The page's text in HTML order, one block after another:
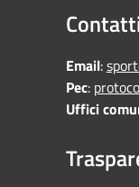
Email:
Pec:
Uffici